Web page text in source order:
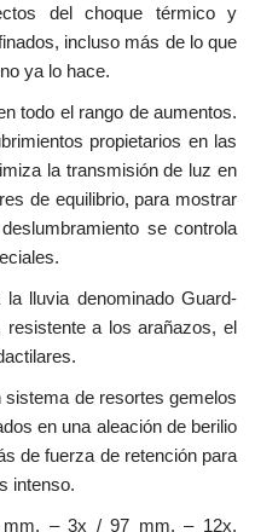
del choque térmico y
incluso más de lo que
ya lo hace.
todo el rango de aumentos.
propietarios en las
la transmisión de luz en
de equilibrio, para mostrar
se controla
lluvia denominado Guard-
resistente a los arañazos, el
sistema de resortes gemelos
en una aleación de berilio
de fuerza de retención para
intenso.
mm. – 3x / 97 mm. – 12x.